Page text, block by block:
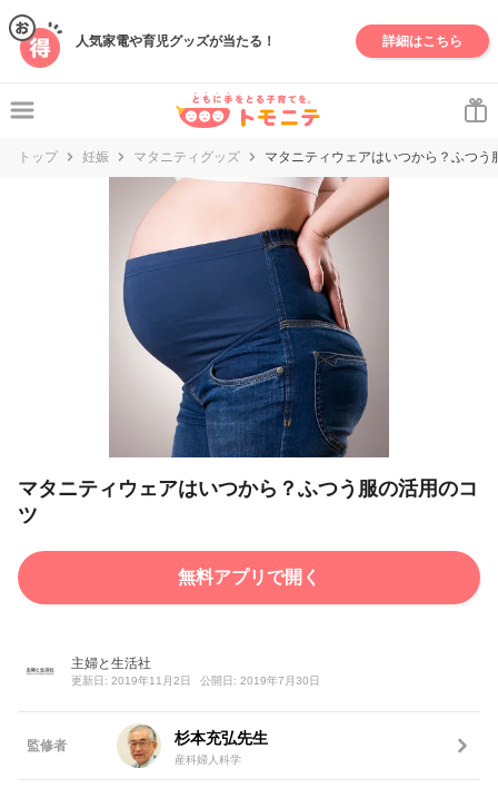
人気家電や育児グッズが当たる！ 詳細はこちら
トップ 妊娠 マタニティグッズ マタニティウェアはいつから？ふつう
マタニティウェアはいつから？ふつう服の活用のコ
ツ
無料アプリで開く
主婦と生活社
更新日: 2019年11月2日 公開日: 2019年7月30日
監修者 杉本充弘先生
産科婦人科学